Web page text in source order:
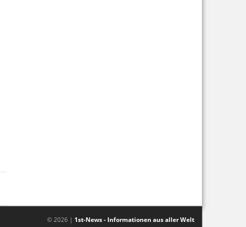
© 2026 | 1st-News - Informationen aus aller Welt